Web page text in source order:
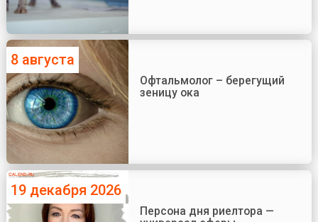
8 августа
Офтальмолог – берегущий
зеницу ока
19 декабря 2026
Персона дня риелтора —